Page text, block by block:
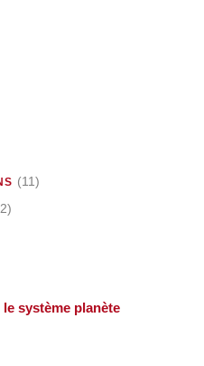
(11)
système planète